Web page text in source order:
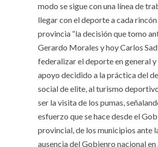
modo se sigue con una línea de
llegar con el deporte a cada
provincia “la decisión que tomo
Gerardo Morales y hoy Carlos
federalizar el deporte en general y
apoyo decidido a la práctica del
social de elite, al turismo
ser la visita de los pumas,
esfuerzo que se hace desde el
provincial, de los municipios ante
ausencia del Gobienro nacional